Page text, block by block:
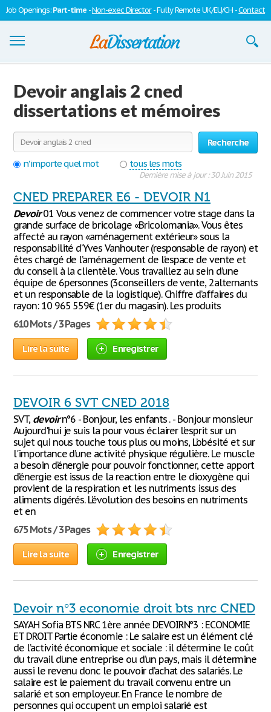
Job Openings:Part-time -Non-exec Director- Fully Remote UK/EU/CH -Contact
S'inscrire
Se connecter
Contactez-nous
Devoir anglais 2 cned
dissertations et mémoires
Recherche
n'importe quel mot
tous les mots
Dernière mise à jour : 30 Juin 2015
CNED PREPARER E6 - DEVOIR N1
Devoir01 Vous venez de commencer votre stage dans la
grande surface de bricolage «Bricolomania». Vous êtes
affecté au rayon «aménagement extérieur» sous la
responsabilité d’Yves Vanhouter (responsable de rayon) et
êtes chargé de l’aménagement de l’espace de vente et
du conseil à la clientèle. Vous travaillez au sein d’une
équipe de 6personnes (3conseillers de vente, 2alternants
et un responsable de la logistique). Chiffre d’affaires du
rayon: 10 965 559€ (1er du magasin). Les produits
610 Mots / 3 Pages
Lire la suite Enregistrer
DEVOIR 6 SVT CNED 2018
SVT, devoirn°6 - Bonjour, les enfants . - Bonjour monsieur
Aujourd'hui je suis la pour vous éclairer l’esprit sur un
sujet qui nous touche tous plus ou moins, L’obésité et sur
l'importance d’une activité physique régulière. Le muscle
a besoin d’énergie pour pouvoir fonctionner, cette apport
d’énergie est issus de la reaction entre le dioxygène qui
provient de la respiration et les nutriments issus des
aliments digérés. L’évolution des besoins en nutriments
et en
675 Mots / 3 Pages
Lire la suite Enregistrer
Devoir n°3 economie droit bts nrc CNED
SAYAH Sofia BTS NRC 1ère année DEVOIRN°3 : ECONOMIE
ET DROIT Partie économie : Le salaire est un élément clé
de l’activité économique et sociale : il détermine le coût
du travail d’une entreprise ou d’un pays, mais il détermine
aussi le revenu donc le pouvoir d’achat des salariés. Le
salaire est le paiement du travail convenu entre un
salarié et son employeur. En France le nombre de
personnes qui occupent un emploi salarié est